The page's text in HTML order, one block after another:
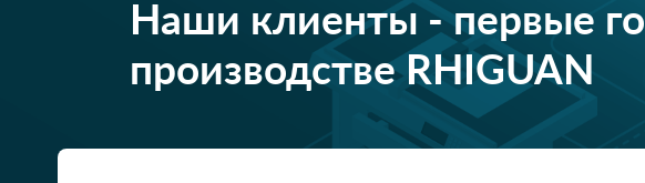
Наши клиенты - первые
производстве RHIGUAN